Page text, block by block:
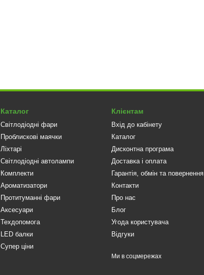
Каталог
Світлодіодні фари
Проблискові маячки
Ліхтарі
Світлодіодні автолампи
Комплекти
Ароматизатори
Протитуманні фари
Аксесуари
Техдопомога
LED балки
Супер ціни
Клієнтам
Вхід до кабінету
Каталог
Дисконтна програма
Доставка і оплата
Гарантія, обмін та повернення
Контакти
Про нас
Блог
Угода користувача
Відгуки
Ми в соцмережах